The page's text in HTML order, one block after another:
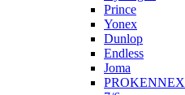
Prince
Yonex
Dunlop
Endless
Joma
PROKENNEX